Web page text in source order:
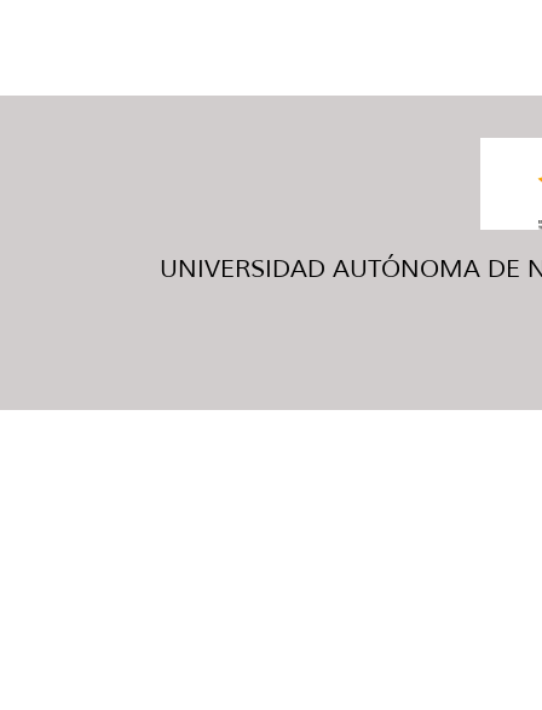
UNIVERSIDAD AUTÓNOMA DE